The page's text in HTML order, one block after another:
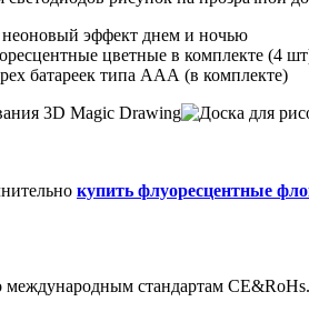
эффект днем и ночью
цветные в комплекте (4
батареек типа ААА (в комплекте)
купить флуоресцентные
международным стандартам CE&RoHs.